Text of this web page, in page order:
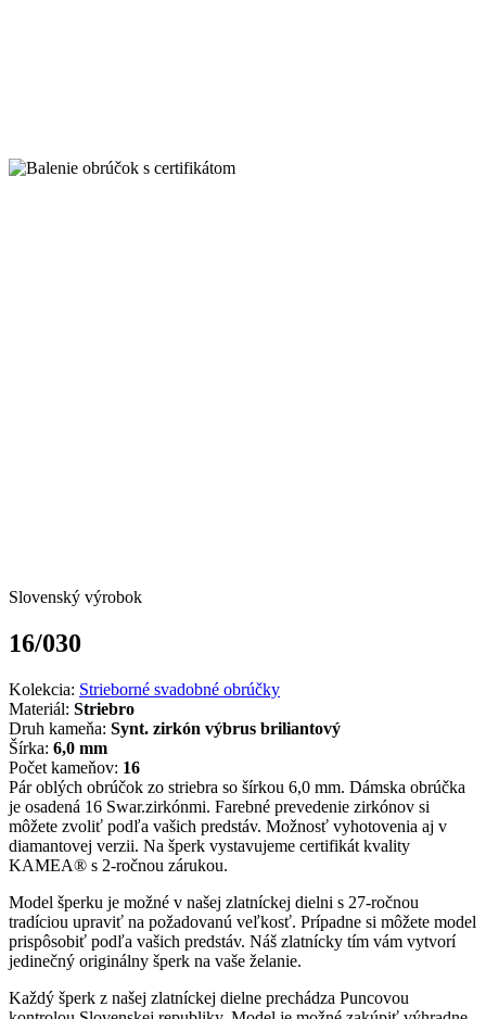
Slovenský výrobok
16/030
Kolekcia: Strieborné svadobné obrúčky
Materiál: Striebro
Druh kameňa: Synt. zirkón výbrus briliantový
Šírka: 6,0 mm
Počet kameňov: 16
Pár oblých obrúčok zo striebra so šírkou 6,0 mm. Dámska obrúčka
je osadená 16 Swar.zirkónmi. Farebné prevedenie zirkónov si
môžete zvoliť podľa vašich predstáv. Možnosť vyhotovenia aj v
diamantovej verzii. Na šperk vystavujeme certifikát kvality
KAMEA® s 2-ročnou zárukou.
Model šperku je možné v našej zlatníckej dielni s 27-ročnou
tradíciou upraviť na požadovanú veľkosť. Prípadne si môžete model
prispôsobiť podľa vašich predstáv. Náš zlatnícky tím vám vytvorí
jedinečný originálny šperk na vaše želanie.
Každý šperk z našej zlatníckej dielne prechádza Puncovou